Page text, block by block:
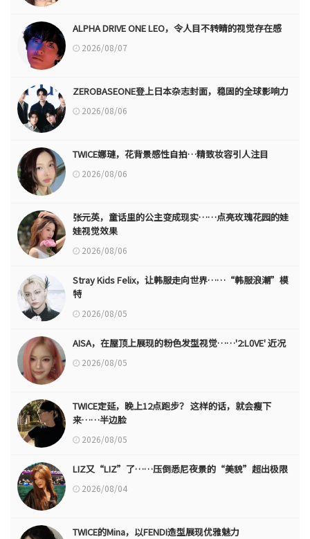
ALPHA DRIVE ONE LEO，令人目不转睛的视觉存在感
2026/08/07
ZEROBASEONE登上日本杂志封面，稳固的全球影响力
2026/08/06
TWICE娜璉，花背景感性自拍…精致妆容引人注目
2026/08/06
张元英，童话里的公主变成现实……点亮玫瑰花园的娃
娃视觉效果
2026/08/06
Stray Kids Felix，让韩服走向世界……“韩服浪潮”模
特
2026/08/05
AISA，在屋顶上展现的粉色发型视觉……'2:L0VE' 近况
2026/08/05
TWICE定延，晚上12点跑步？ 这样的话，就会瘦下
来……半边脸
2026/08/05
LIZ又“LIZ”了……压倒悉尼夜景的“美貌”超出极限
2026/08/04
TWICE的Mina，以FENDI造型展现优雅魅力